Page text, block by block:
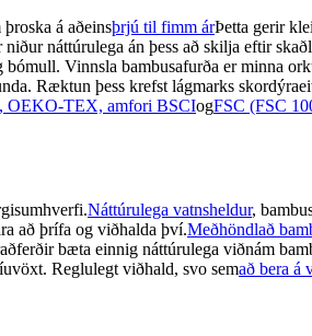
á aðeinsþrjú til fimm árÞetta gerir
náttúrulega án þess að skilja eftir
Vinnsla bambusafurða er minna
Ræktun þess krefst lágmarks
OEKO-TEX, amfori BSCIogFSC (FSC
Náttúrulega vatnsheldur,
að þrífa og viðhalda því.Meðhöndlað
bæta einnig náttúrulega viðnám
Reglulegt viðhald, svo semað bera á